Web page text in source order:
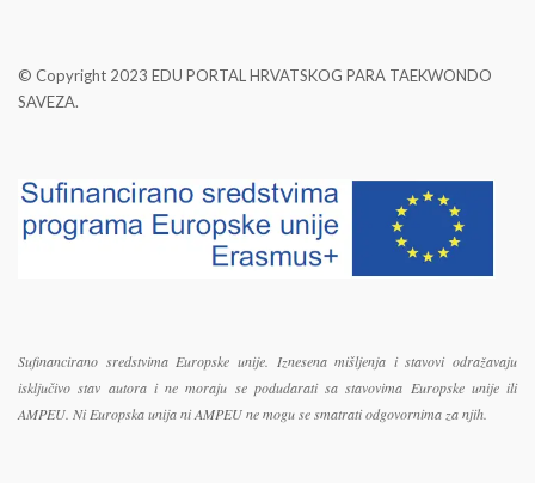
© Copyright 2023 EDU PORTAL HRVATSKOG PARA TAEKWONDO
SAVEZA.
Sufinancirano sredstvima Europske unije. Iznesena mišljenja i stavovi odražavaju
isključivo stav autora i ne moraju se podudarati sa stavovima Europske unije ili
AMPEU. Ni Europska unija ni AMPEU ne mogu se smatrati odgovornima za njih.